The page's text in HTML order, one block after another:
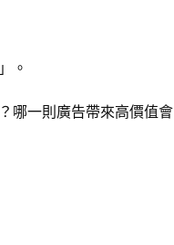
。
哪一則廣告帶來高價值會